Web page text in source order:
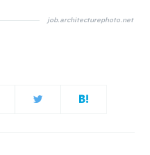
job.architecturephoto.net